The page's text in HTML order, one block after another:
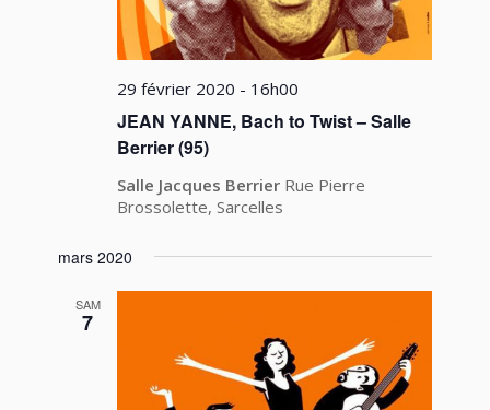
JEAN YANNE, Bach to Twist – Salle
Berrier (95)
29 février 2020 - 16h00
Salle Jacques Berrier Rue Pierre
Brossolette, Sarcelles
mars 2020
SAM
7